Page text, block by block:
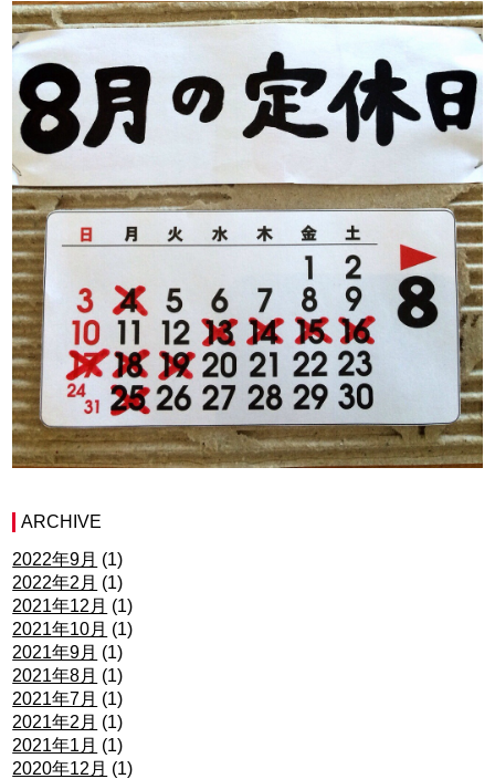
ARCHIVE
2022年9月 (1)
2022年2月 (1)
2021年12月 (1)
2021年10月 (1)
2021年9月 (1)
2021年8月 (1)
2021年7月 (1)
2021年2月 (1)
2021年1月 (1)
2020年12月 (1)